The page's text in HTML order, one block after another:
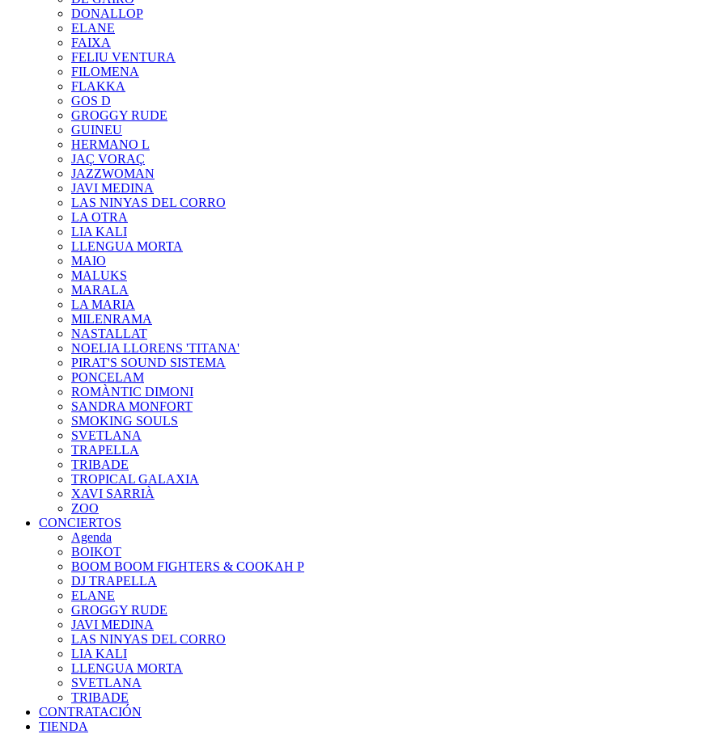
DONALLOP
ELANE
FAIXA
FELIU VENTURA
FILOMENA
FLAKKA
GOS D
GROGGY RUDE
GUINEU
HERMANO L
JAÇ VORAÇ
JAZZWOMAN
JAVI MEDINA
LAS NINYAS DEL CORRO
LA OTRA
LIA KALI
LLENGUA MORTA
MAIO
MALUKS
MARALA
LA MARIA
MILENRAMA
NASTALLAT
NOELIA LLORENS 'TITANA'
PIRAT'S SOUND SISTEMA
PONCELAM
ROMÀNTIC DIMONI
SANDRA MONFORT
SMOKING SOULS
SVETLANA
TRAPELLA
TRIBADE
TROPICAL GALAXIA
XAVI SARRIÀ
ZOO
CONCIERTOS
Agenda
BOIKOT
BOOM BOOM FIGHTERS & COOKAH P
DJ TRAPELLA
ELANE
GROGGY RUDE
JAVI MEDINA
LAS NINYAS DEL CORRO
LIA KALI
LLENGUA MORTA
SVETLANA
TRIBADE
CONTRATACIÓN
TIENDA